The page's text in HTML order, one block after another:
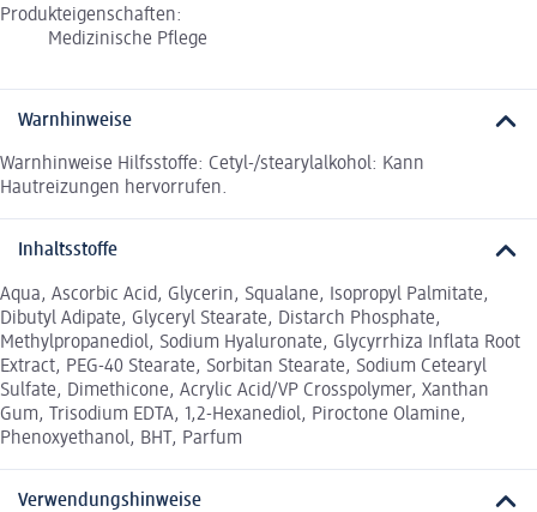
Produkteigenschaften:
Medizinische Pflege
Warnhinweise
Warnhinweise Hilfsstoffe: Cetyl-/stearylalkohol: Kann
Hautreizungen hervorrufen.
Inhaltsstoffe
Aqua, Ascorbic Acid, Glycerin, Squalane, Isopropyl Palmitate,
Dibutyl Adipate, Glyceryl Stearate, Distarch Phosphate,
Methylpropanediol, Sodium Hyaluronate, Glycyrrhiza Inflata Root
Extract, PEG-40 Stearate, Sorbitan Stearate, Sodium Cetearyl
Sulfate, Dimethicone, Acrylic Acid/VP Crosspolymer, Xanthan
Gum, Trisodium EDTA, 1,2-Hexanediol, Piroctone Olamine,
Phenoxyethanol, BHT, Parfum
Verwendungshinweise